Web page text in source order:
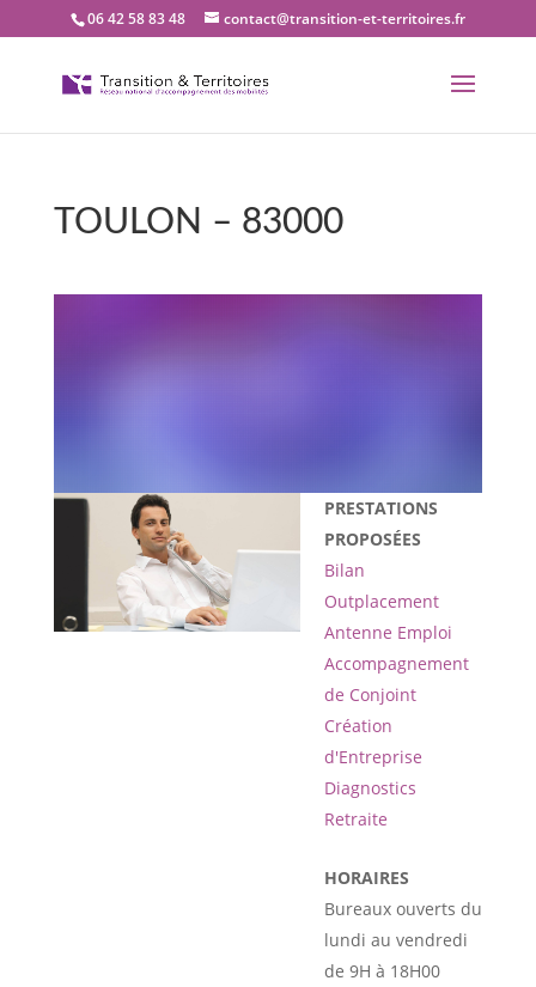
06 42 58 83 48 contact@transition-et-territoires.fr
TOULON – 83000
bureau Transition et
PRESTATIONS
PROPOSÉES
Bilan
Outplacement
Antenne Emploi
Accompagnement
de Conjoint
Création
d'Entreprise
Diagnostics
Retraite
HORAIRES
Bureaux ouverts du
lundi au vendredi
de 9H à 18H00